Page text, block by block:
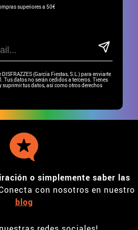
superiores a 50€
(García Fiestas, S.L.) para enviarte
Tus datos no serán cedidos a terceros. Tienes
suprimir tus datos, así como otros derechos
o simplemente saber las
con nosotros en nuestro
blog